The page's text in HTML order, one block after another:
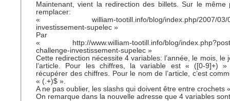
Maintenant, vient la redirection des billets. Sur le même
remplacer:
« william-tootill.info/blog/index.php/2007/03/02/
investissement-supelec »
Par
« http://www.william-tootill.info/blog/index.php?post/
challenge-investissement-supelec »
Cette redirection nécessite 4 variables: l’année, le mois, le
l’article. Pour les chiffres, la variable est « ([0-9]+)
récupérer des chiffres. Pour le nom de l’article, c’est
« (.+)$ ».
A ne pas oublier, les slashs qui doivent être entre crochets
On remarque dans la nouvelle adresse que 4 variables